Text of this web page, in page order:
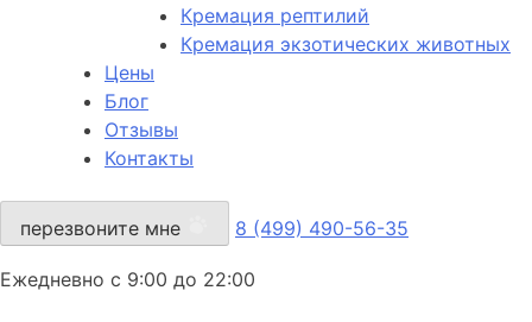
Кремация рептилий
Кремация экзотических животных
Цены
Блог
Отзывы
Контакты
перезвоните мне 8 (499) 490-56-35
Ежедневно с 9:00 до 22:00